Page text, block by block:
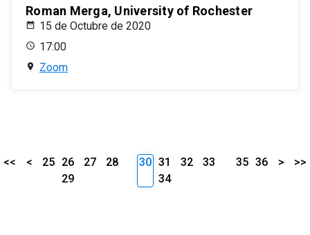
Roman Merga, University of Rochester
15 de Octubre de 2020
17:00
Zoom
<< < 25 26 27
28
29
30 31 32
33
34
35 36 > >>